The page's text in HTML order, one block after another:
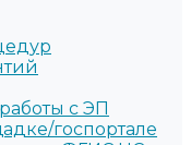
с ЭП
госпортале